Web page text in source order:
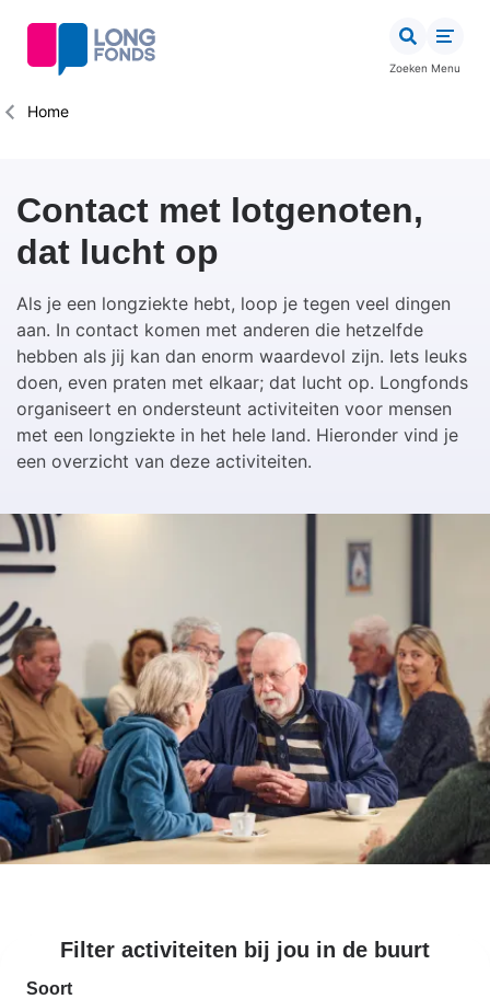
inhoud
Zoeken Menu
Kruimelpad
Home
Contact met lotgenoten,
dat lucht op
Als je een longziekte hebt, loop je tegen veel dingen
aan. In contact komen met anderen die hetzelfde
hebben als jij kan dan enorm waardevol zijn. Iets leuks
doen, even praten met elkaar; dat lucht op. Longfonds
organiseert en ondersteunt activiteiten voor mensen
met een longziekte in het hele land. Hieronder vind je
een overzicht van deze activiteiten.
Filter activiteiten bij jou in de buurt
Soort